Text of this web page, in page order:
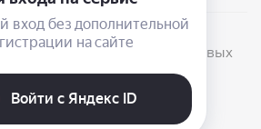
- интернет-магазин виниловых
пластинок